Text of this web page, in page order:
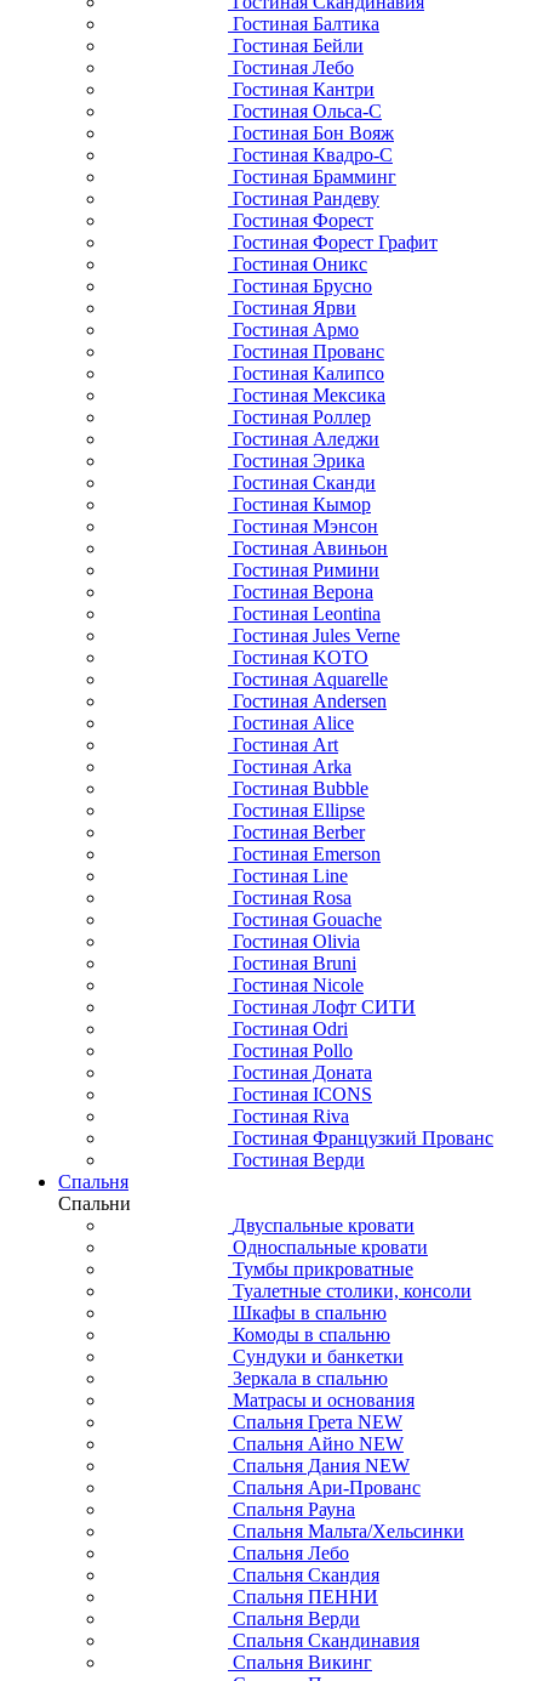
Гостиная Балтика
Гостиная Бейли
Гостиная Лебо
Гостиная Кантри
Гостиная Ольса-С
Гостиная Бон Вояж
Гостиная Квадро-С
Гостиная Брамминг
Гостиная Рандеву
Гостиная Форест
Гостиная Форест Графит
Гостиная Оникс
Гостиная Брусно
Гостиная Ярви
Гостиная Армо
Гостиная Прованс
Гостиная Калипсо
Гостиная Мексика
Гостиная Роллер
Гостиная Аледжи
Гостиная Эрика
Гостиная Сканди
Гостиная Кымор
Гостиная Мэнсон
Гостиная Авиньон
Гостиная Римини
Гостиная Верона
Гостиная Leontina
Гостиная Jules Verne
Гостиная KOTO
Гостиная Aquarelle
Гостиная Andersen
Гостиная Alice
Гостиная Art
Гостиная Arka
Гостиная Bubble
Гостиная Ellipse
Гостиная Berber
Гостиная Emerson
Гостиная Line
Гостиная Rosa
Гостиная Gouache
Гостиная Olivia
Гостиная Bruni
Гостиная Nicole
Гостиная Лофт СИТИ
Гостиная Odri
Гостиная Pollo
Гостиная Доната
Гостиная ICONS
Гостиная Riva
Гостиная Французкий Прованс
Гостиная Верди
Спальня
Спальни
Двуспальные кровати
Односпальные кровати
Тумбы прикроватные
Туалетные столики, консоли
Шкафы в спальню
Комоды в спальню
Сундуки и банкетки
Зеркала в спальню
Матрасы и основания
Спальня Грета NEW
Спальня Айно NEW
Спальня Дания NEW
Спальня Ари-Прованс
Спальня Рауна
Спальня Мальта/Хельсинки
Спальня Лебо
Спальня Скандия
Спальня ПЕННИ
Спальня Верди
Спальня Скандинавия
Спальня Викинг